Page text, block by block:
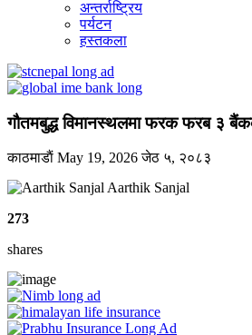
अन्तर्राष्ट्रिय
पर्यटन
हस्तकला
गौतमबुद्ध विमानस्थलमा फरक फरब ३
काठमाडाैं May 19, 2026जेठ ५, २०८३
Aarthik Sanjal
273
shares